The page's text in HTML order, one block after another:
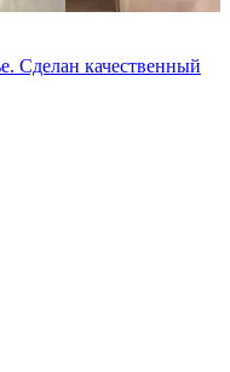
Сделан качественный